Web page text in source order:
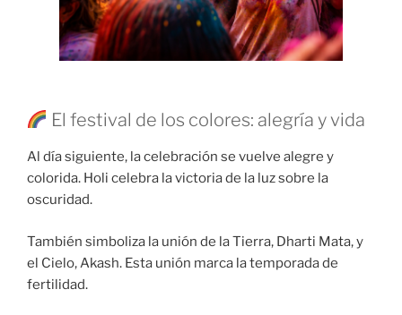
El festival de los colores: alegría y vida
Al día siguiente, la celebración se vuelve alegre y
colorida. Holi celebra la victoria de la luz sobre la
oscuridad.
También simboliza la unión de la Tierra, Dharti Mata, y
el Cielo, Akash. Esta unión marca la temporada de
fertilidad.